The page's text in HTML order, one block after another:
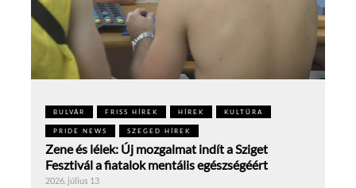
BULVÁR FRISS HÍREK HÍREK KULTÚRA
PRIDE NEWS SZEGED HÍREK
Zene és lélek: Új mozgalmat indít a Sziget
Fesztivál a fiatalok mentális egészségéért
2026. július 13